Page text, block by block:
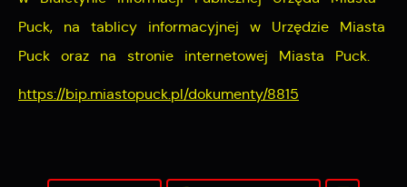
Puck, na tablicy informacyjnej w Urzędzie Miasta
Puck oraz na stronie internetowej Miasta Puck.
https://bip.miastopuck.pl/dokumenty/8815